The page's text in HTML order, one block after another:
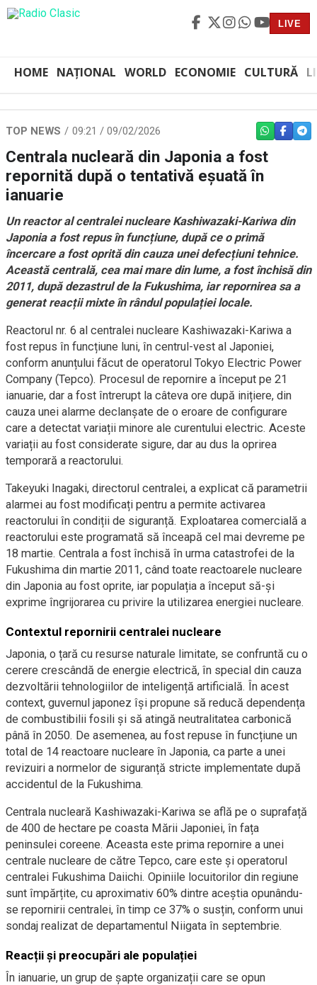
LIVE
HOME NAȚIONAL WORLD ECONOMIE CULTURĂ
TOP NEWS 09:21 / 09/02/2026 WHATSAPP
Centrala nucleară din Japonia a fost
repornită după o tentativă eșuată în
ianuarie
Un reactor al centralei nucleare Kashiwazaki-Kariwa din
Japonia a fost repus în funcțiune, după ce o primă
încercare a fost oprită din cauza unei defecțiuni tehnice.
Această centrală, cea mai mare din lume, a fost închisă din
2011, după dezastrul de la Fukushima, iar repornirea sa a
generat reacții mixte în rândul populației locale.
Reactorul nr. 6 al centralei nucleare Kashiwazaki-Kariwa a
fost repus în funcțiune luni, în centrul-vest al Japoniei,
conform anunțului făcut de operatorul Tokyo Electric Power
Company (Tepco). Procesul de repornire a început pe 21
ianuarie, dar a fost întrerupt la câteva ore după inițiere, din
cauza unei alarme declanșate de o eroare de configurare
care a detectat variații minore ale curentului electric. Aceste
variații au fost considerate sigure, dar au dus la oprirea
temporară a reactorului.
Takeyuki Inagaki, directorul centralei, a explicat că parametrii
alarmei au fost modificați pentru a permite activarea
reactorului în condiții de siguranță. Exploatarea comercială a
reactorului este programată să înceapă cel mai devreme pe
18 martie. Centrala a fost închisă în urma catastrofei de la
Fukushima din martie 2011, când toate reactoarele nucleare
din Japonia au fost oprite, iar populația a început să-și
exprime îngrijorarea cu privire la utilizarea energiei nucleare.
Contextul repornirii centralei nucleare
Japonia, o țară cu resurse naturale limitate, se confruntă cu o
cerere crescândă de energie electrică, în special din cauza
dezvoltării tehnologiilor de inteligență artificială. În acest
context, guvernul japonez își propune să reducă dependența
de combustibilii fosili și să atingă neutralitatea carbonică
până în 2050. De asemenea, au fost repuse în funcțiune un
total de 14 reactoare nucleare în Japonia, ca parte a unei
revizuiri a normelor de siguranță stricte implementate după
accidentul de la Fukushima.
Centrala nucleară Kashiwazaki-Kariwa se află pe o suprafață
de 400 de hectare pe coasta Mării Japoniei, în fața
peninsulei coreene. Aceasta este prima repornire a unei
centrale nucleare de către Tepco, care este și operatorul
centralei Fukushima Daiichi. Opiniile locuitorilor din regiune
sunt împărțite, cu aproximativ 60% dintre aceștia opunându-
se repornirii centralei, în timp ce 37% o susțin, conform unui
sondaj realizat de departamentul Niigata în septembrie.
Reacții și preocupări ale populației
În ianuarie, un grup de șapte organizații care se opun